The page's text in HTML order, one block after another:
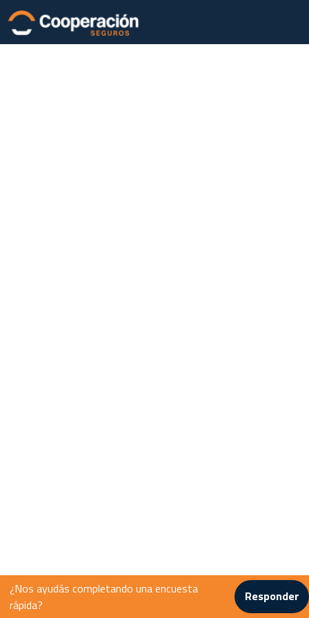
¿Nos ayudás completando una encuesta
rápida?
Responder